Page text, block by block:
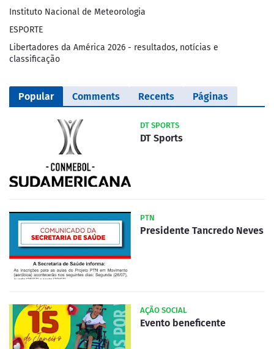
Instituto Nacional de Meteorologia
ESPORTE
Libertadores da América 2026 - resultados, notícias e
classificação
Popular Comments Recents Páginas
DT SPORTS
DT Sports
PTN
Presidente Tancredo Neves
AÇÃO SOCIAL
Evento beneficente